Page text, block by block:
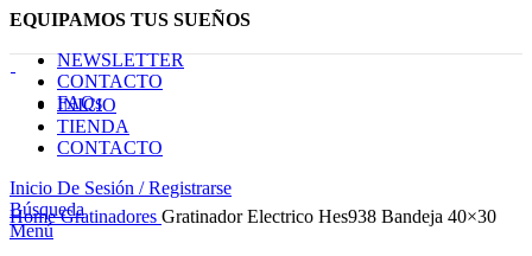
EQUIPAMOS TUS SUEÑOS
NEWSLETTER
CONTACTO
FAQs
INICIO
TIENDA
CONTACTO
Inicio De Sesión / Registrarse
Búsqueda
Menú
Haga Click para agrandar
HomeGratinadores Gratinador Electrico Hes938 Bandeja 40×30